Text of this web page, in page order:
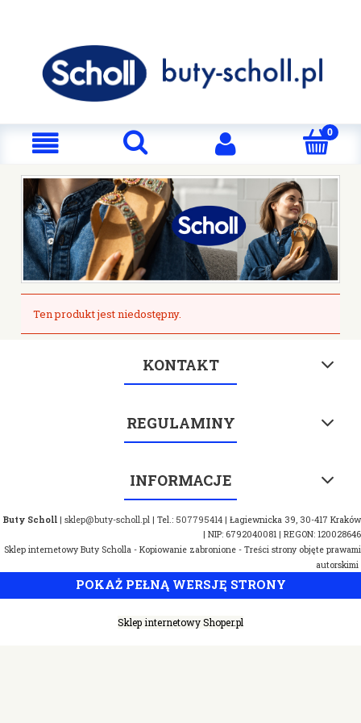
Ten produkt jest niedostępny.
KONTAKT
REGULAMINY
INFORMACJE
Buty Scholl | sklep@buty-scholl.pl | Tel.: 507795414 | Łagiewnicka 39, 30-417 Kraków
| NIP: 6792040081 | REGON: 120028646
Sklep internetowy Buty Scholla - Kopiowanie zabronione - Treści strony objęte prawami
autorskimi
POKAŻ PEŁNĄ WERSJĘ STRONY
Sklep internetowy Shoper.pl